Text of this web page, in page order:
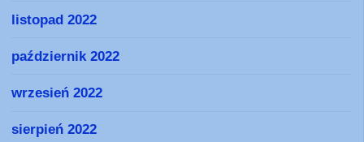
listopad 2022
październik 2022
wrzesień 2022
sierpień 2022